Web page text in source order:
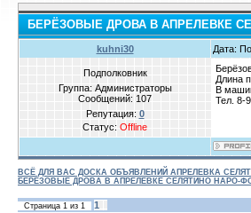
БЕРЁЗОВЫЕ ДРОВА В АПРЕЛЕВКЕ
kuhni30 Дата:
Подполковник
Группа: Администраторы
Сообщений: 107
Репутация: 0
Статус: Offline
Длина
В
Тел. 8-
ВСЁ ДЛЯ ВАС ДОСКА ОБЪЯВЛЕНИЙ АПРЕЛЕВКА
БЕРЁЗОВЫЕ ДРОВА В АПРЕЛЕВКЕ СЕЛЯТИНО НАРО-
Страница 1 из 1 1